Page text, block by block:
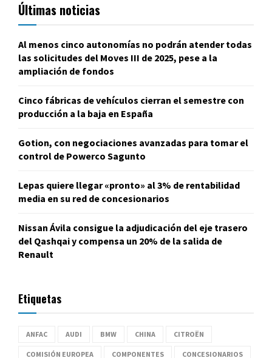
Últimas noticias
Al menos cinco autonomías no podrán atender todas
las solicitudes del Moves III de 2025, pese a la
ampliación de fondos
Cinco fábricas de vehículos cierran el semestre con
producción a la baja en España
Gotion, con negociaciones avanzadas para tomar el
control de Powerco Sagunto
Lepas quiere llegar «pronto» al 3% de rentabilidad
media en su red de concesionarios
Nissan Ávila consigue la adjudicación del eje trasero
del Qashqai y compensa un 20% de la salida de
Renault
Etiquetas
ANFAC AUDI BMW CHINA CITROËN
COMISIÓN EUROPEA COMPONENTES CONCESIONARIOS